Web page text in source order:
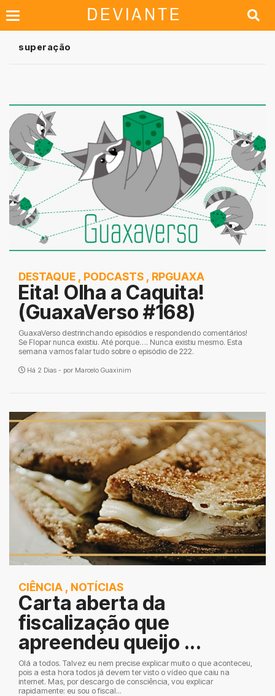
superação
DESTAQUE , PODCASTS , RPGUAXA
Eita! Olha a Caquita!
(GuaxaVerso #168)
GuaxaVerso destrinchando episódios e respondendo comentários!
Se Flopar nunca existiu. Até porque…. Nunca existiu mesmo. Esta
semana vamos falar tudo sobre o episódio de 222.
Há 2 Dias - por Marcelo Guaxinim
CIÊNCIA , NOTÍCIAS
Carta aberta da
fiscalização que
apreendeu queijo ...
Olá a todos. Talvez eu nem precise explicar muito o que aconteceu,
pois a esta hora todos já devem ter visto o vídeo que caiu na
internet. Mas, por descargo de consciência, vou explicar
rapidamente: eu sou o fiscal...